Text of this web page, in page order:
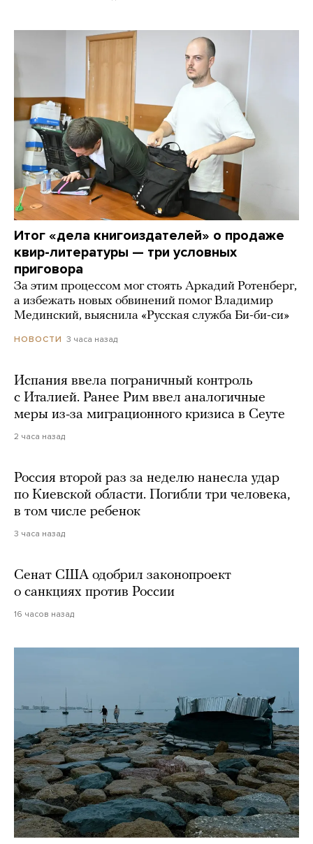
Итог «дела книгоиздателей» о продаже
квир-литературы — три условных
приговора
За этим процессом мог стоять Аркадий Ротенберг,
а избежать новых обвинений помог Владимир
Мединский, выяснила «Русская служба Би-би-си»
НОВОСТИ 3 часа назад
Испания ввела пограничный контроль
с Италией. Ранее Рим ввел аналогичные
меры из-за миграционного кризиса в Сеуте
2 часа назад
Россия второй раз за неделю нанесла удар
по Киевской области. Погибли три человека,
в том числе ребенок
3 часа назад
Сенат США одобрил законопроект
о санкциях против России
16 часов назад